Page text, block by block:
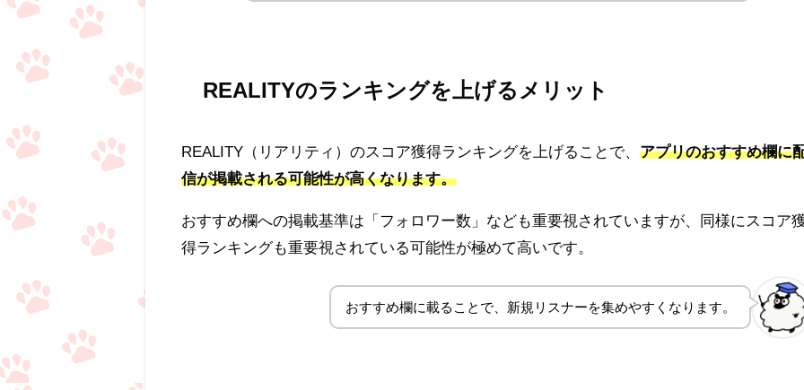
REALITYのランキングを上げるメリット
REALITY（リアリティ）のスコア獲得ランキングを上げることで、アプリのおすすめ欄に
信が掲載される可能性が高くなります。
おすすめ欄への掲載基準は「フォロワー数」なども重要視されていますが、同様にスコア
得ランキングも重要視されている可能性が極めて高いです。
おすすめ欄に載ることで、新規リスナーを集めやすくなります。